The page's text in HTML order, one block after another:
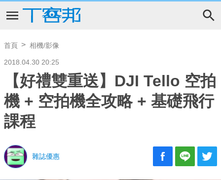
首頁 相機/影像
2018.04.30 20:25
【好禮雙重送】DJI Tello 空拍
機 + 空拍機全攻略 + 基礎飛行
課程
雜誌優惠